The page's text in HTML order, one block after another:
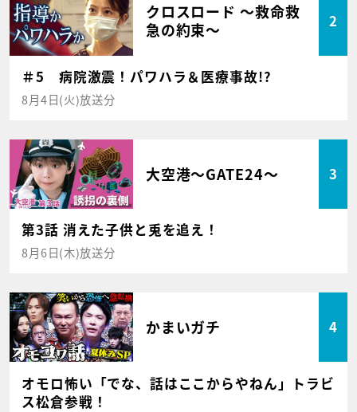
クロスロード ～救命救
急の約束～
2
＃5 病院激震！パワハラ＆医療事故!?
8月4日(火)放送分
大空港～GATE24～ 3
第3話 消えた子供と兎を追え！
8月6日(木)放送分
かまいガチ 4
オモロ怖い「でな、話はここからやねん」トラビ
ス松倉参戦！